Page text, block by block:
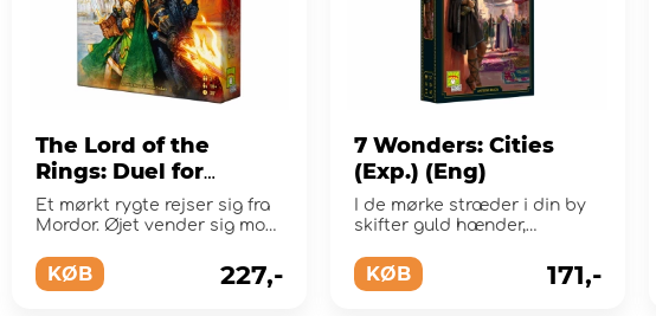
The Lord of the
Rings: Duel for
Middle-earth (DK)
Et mørkt rygte rejser sig fra
Mordor. Øjet vender sig mod
KØB 227,-
7 Wonders: Cities
(Exp.) (Eng)
I de mørke stræder i din by
skifter guld hænder,
KØB 171,-